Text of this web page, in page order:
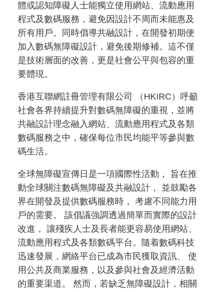
體或認知障礙人士能獨立使用網站、流動應用
程式及數碼服務，避免因設計不周而未能惠及
所有用戶。同時倡導共融設計，在開發初期便
加入數碼無障礙設計，避免後期修補。這不僅
是技術層面的改善，更是社會公平與包容的重
要體現。
香港互聯網註冊管理有限公司 （HKIRC）呼籲
社會各界持續提升對數碼無障礙的重視，並將
共融設計理念融入網站、流動應用程式及各類
數碼服務之中，確保每位市民均能平等參與數
碼生活。
全球無障礙宣傳日是一項國際性活動， 旨在推
動全球關注數碼無障礙及共融設計， 並鼓勵各
界在開發及提供數碼服務時， 考慮不同能力用
戶的需要。 該倡議強調透過簡單而實際的設計
改進， 讓殘疾人士及長者能更容易使用網站、
流動應用程式及各類數碼平台。隨着數碼科技
迅速發展，網絡平台已成為市民獲取資訊、 使
用公共及商業服務，以及參與社會及經濟活動
的重要渠道。 然而，若缺乏無障礙設計，相關